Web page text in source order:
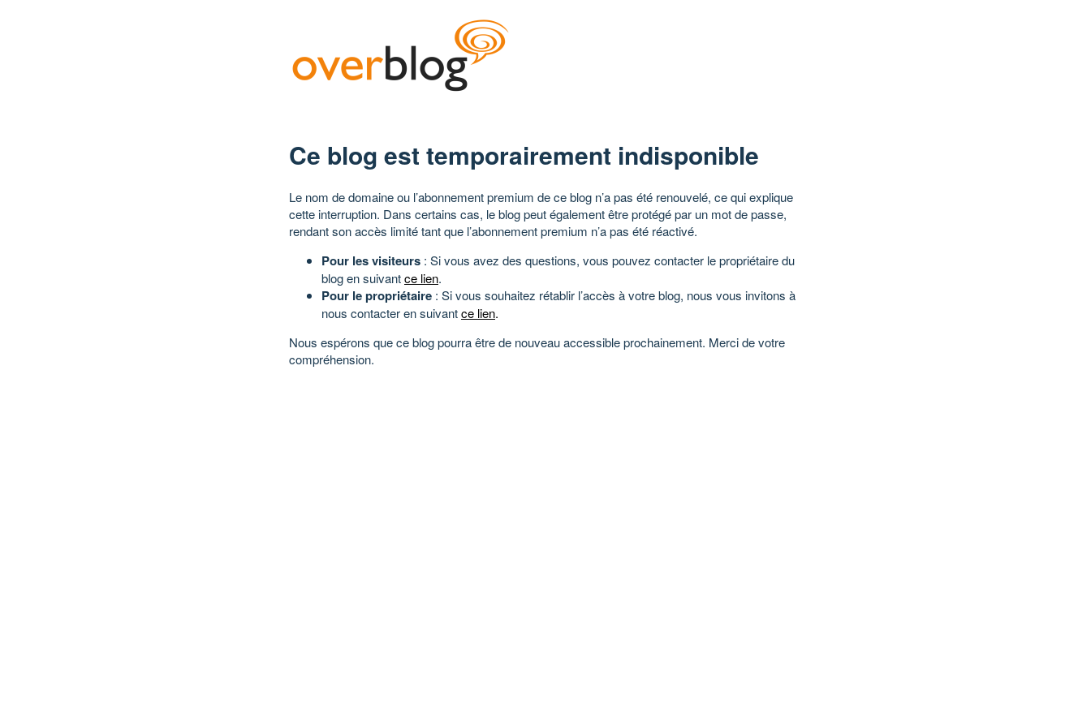
Ce blog est temporairement indisponible
Le nom de domaine ou l’abonnement premium de ce blog n’a pas été renouvelé, ce qui explique
cette interruption. Dans certains cas, le blog peut également être protégé par un mot de passe,
rendant son accès limité tant que l’abonnement premium n’a pas été réactivé.
Pour les visiteurs : Si vous avez des questions, vous pouvez contacter le propriétaire du
blog en suivantce lien.
Pour le propriétaire : Si vous souhaitez rétablir l’accès à votre blog, nous vous invitons à
nous contacter en suivantce lien.
Nous espérons que ce blog pourra être de nouveau accessible prochainement. Merci de votre
compréhension.